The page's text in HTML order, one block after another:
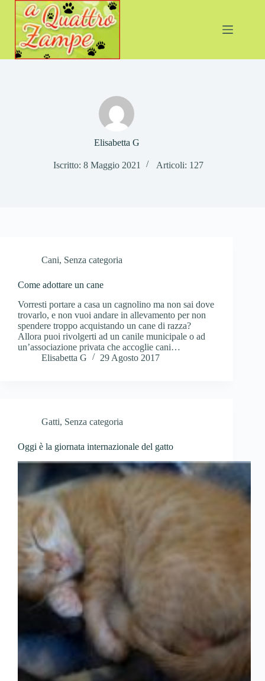
Salta
contenuto
Elisabetta G
Iscritto: 8 Maggio 2021 Articoli: 127
Cani, Senza categoria
Come adottare un cane
Vorresti portare a casa un cagnolino ma non sai dove
trovarlo, e non vuoi andare in allevamento per non
spendere troppo acquistando un cane di razza?
Allora puoi rivolgerti ad un canile municipale o ad
un’associazione privata che accoglie cani…
Elisabetta G
29 Agosto 2017
Gatti, Senza categoria
Oggi è la giornata internazionale del gatto